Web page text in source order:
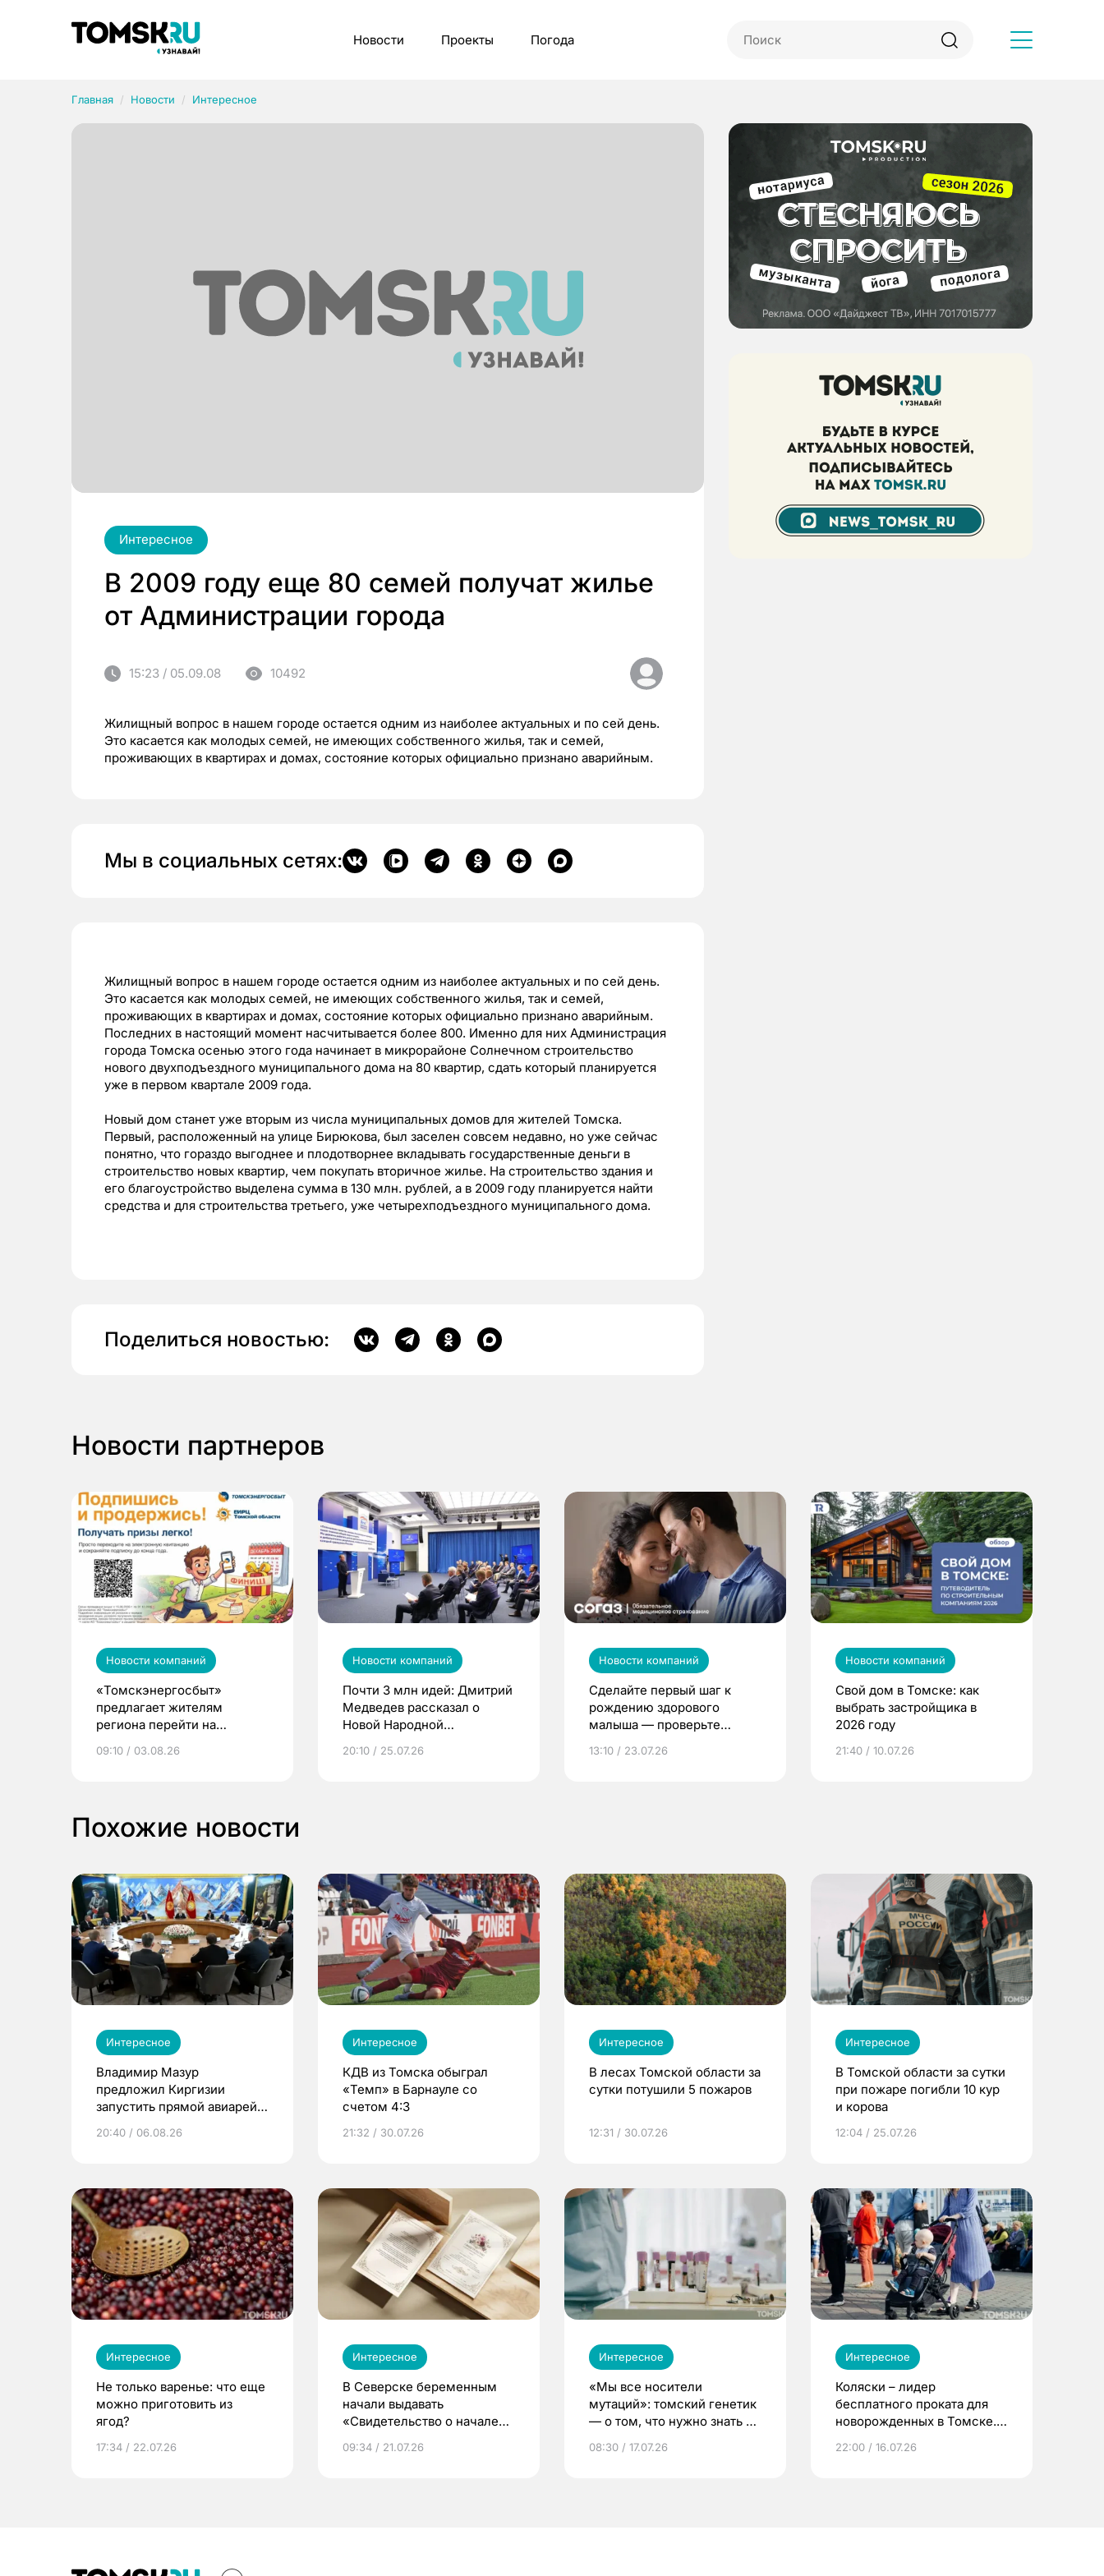
Новости Проекты Погода
Главная Новости Интересное
Интересное
В 2009 году еще 80 семей получат жилье
от Администрации города
15:23 / 05.09.08 10492
Жилищный вопрос в нашем городе остается одним из наиболее актуальных и по сей день.
Это касается как молодых семей, не имеющих собственного жилья, так и семей,
проживающих в квартирах и домах, состояние которых официально признано аварийным.
Мы в социальных сетях:
Жилищный вопрос в нашем городе остается одним из наиболее актуальных и по сей день.
Это касается как молодых семей, не имеющих собственного жилья, так и семей,
проживающих в квартирах и домах, состояние которых официально признано аварийным.
Последних в настоящий момент насчитывается более 800. Именно для них Администрация
города Томска осенью этого года начинает в микрорайоне Солнечном строительство
нового двухподъездного муниципального дома на 80 квартир, сдать который планируется
уже в первом квартале 2009 года.
Новый дом станет уже вторым из числа муниципальных домов для жителей Томска.
Первый, расположенный на улице Бирюкова, был заселен совсем недавно, но уже сейчас
понятно, что гораздо выгоднее и плодотворнее вкладывать государственные деньги в
строительство новых квартир, чем покупать вторичное жилье. На строительство здания и
его благоустройство выделена сумма в 130 млн. рублей, а в 2009 году планируется найти
средства и для строительства третьего, уже четырехподъездного муниципального дома.
Поделиться новостью:
Новости партнеров
Новости компаний
«Томскэнергосбыт»
предлагает жителям
региона перейти на
выиграть призы
09:10 / 03.08.26
Новости компаний
Почти 3 млн идей: Дмитрий
Медведев рассказал о
Новой Народной
20:10 / 25.07.26
Новости компаний
Сделайте первый шаг к
рождению здорового
малыша — проверьте
по ОМС!
13:10 / 23.07.26
Новости компаний
Свой дом в Томске: как
выбрать застройщика в
2026 году
21:40 / 10.07.26
Похожие новости
Интересное
Владимир Мазур
предложил Киргизии
запустить прямой авиарейс
20:40 / 06.08.26
Интересное
КДВ из Томска обыграл
«Темп» в Барнауле со
счетом 4:3
21:32 / 30.07.26
Интересное
В лесах Томской области за
сутки потушили 5 пожаров
12:31 / 30.07.26
Интересное
В Томской области за сутки
при пожаре погибли 10 кур
и корова
12:04 / 25.07.26
Интересное
Не только варенье: что еще
можно приготовить из
ягод?
17:34 / 22.07.26
Интересное
В Северске беременным
начали выдавать
«Свидетельство о начале
09:34 / 21.07.26
Интересное
«Мы все носители
мутаций»: томский генетик
— о том, что нужно знать до
08:30 / 17.07.26
Интересное
Коляски – лидер
бесплатного проката для
новорожденных в Томске.
22:00 / 16.07.26
Рубрики